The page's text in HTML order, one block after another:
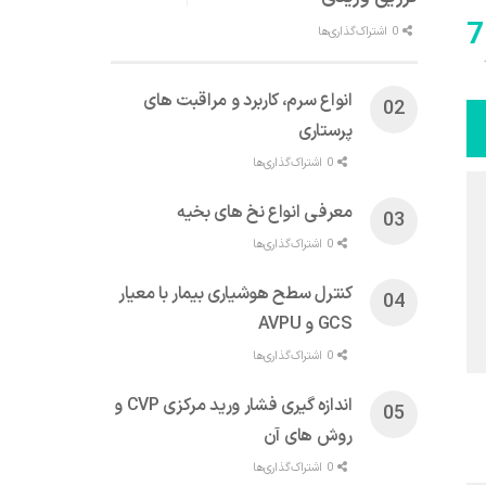
0 اشتراک‌گذاری‌ها
انواع سرم، کاربرد و مراقبت‌ های
پرستاری
0 اشتراک‌گذاری‌ها
معرفی انواع نخ های بخیه
0 اشتراک‌گذاری‌ها
کنترل سطح هوشیاری بیمار با معیار
GCS و AVPU
0 اشتراک‌گذاری‌ها
اندازه گیری فشار ورید مرکزی CVP و
روش های آن
0 اشتراک‌گذاری‌ها